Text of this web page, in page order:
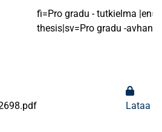
fi=Pro gradu - tutkielma
thesis|sv=Pro gradu -
Lataa